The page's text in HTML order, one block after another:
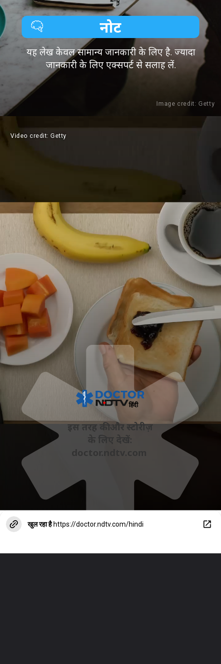
नोट
यह लेख केवल सामान्य जानकारी के लिए है. ज्यादा
जानकारी के लिए एक्सपर्ट से सलाह लें.
Image credit: Getty
इस तरह की और स्‍टोरीज़
के लिए देखें:
doctor.ndtv.com
Video credit: Getty
खुल रहा है https://doctor.ndtv.com/hindi
eat eggs every day